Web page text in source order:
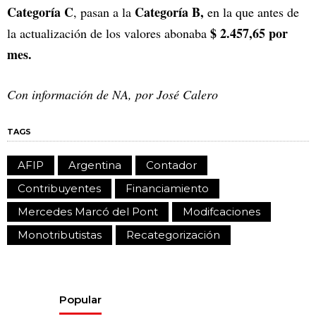
Categoría C, pasan a la Categoría B, en la que antes de
la actualización de los valores abonaba $ 2.457,65 por
mes.
Con información de NA, por José Calero
TAGS
AFIP Argentina
Contador
Contribuyentes
Financiamiento
Mercedes Marcó del Pont
Modifcaciones
Monotributistas
Recategorización
Popular